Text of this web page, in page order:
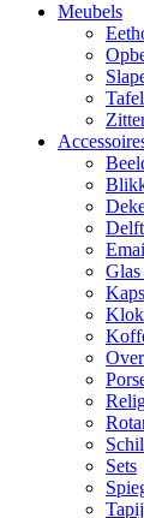
Meubels
Sets